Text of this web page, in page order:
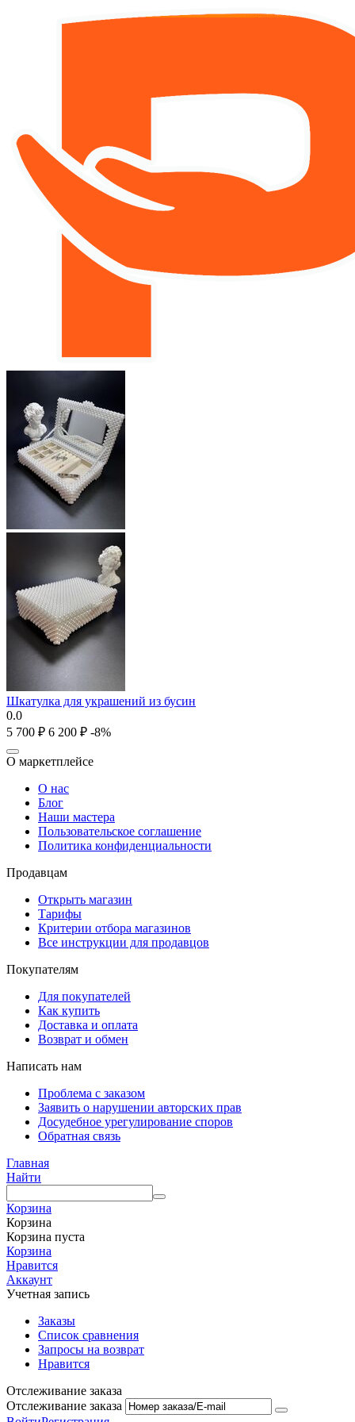
Шкатулка для украшений из бусин
0.0
5 700 ₽ 6 200 ₽ -8%
О маркетплейсе
О нас
Блог
Наши мастера
Пользовательское соглашение
Политика конфиденциальности
Продавцам
Открыть магазин
Тарифы
Критерии отбора магазинов
Все инструкции для продавцов
Покупателям
Для покупателей
Как купить
Доставка и оплата
Возврат и обмен
Написать нам
Проблема с заказом
Заявить о нарушении авторских прав
Досудебное урегулирование споров
Обратная связь
Главная
Найти
Корзина
Корзина
Корзина пуста
Корзина
Нравится
Аккаунт
Учетная запись
Заказы
Список сравнения
Запросы на возврат
Нравится
Отслеживание заказа
Отслеживание заказа